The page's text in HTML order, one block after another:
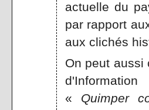
actuelle du
par rapport
aux clichés
On peut aussi
« Quimper